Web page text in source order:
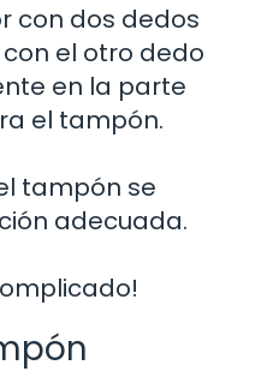
con dos dedos
el otro dedo
en la parte
el tampón.
tampón se
adecuada.